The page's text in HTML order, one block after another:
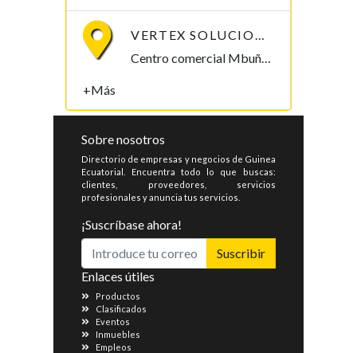
VERTEX SOLUCIONES S.L.
Centro comercial Mbuña Bocamba, primera planta. Bata, Litoral , Guinea Ecuatorial
+Más
Sobre nosotros
Directorio de empresas y negocios de Guinea
Ecuatorial. Encuentra todo lo que buscas:
clientes, proveedores, servicios
profesionales y anuncia tus servicios.
¡Suscríbase ahora!
Suscribir
Enlaces útiles
Productos
Clasificados
Eventos
Inmuebles
Empleos